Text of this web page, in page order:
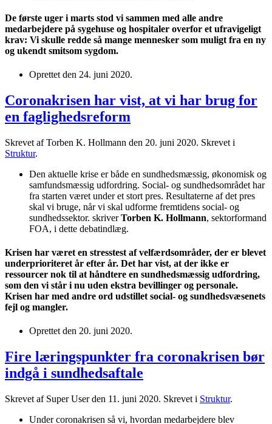
De første uger i marts stod vi sammen med alle andre
medarbejdere på sygehuse og hospitaler overfor et ufravigeligt
krav: Vi skulle redde så mange mennesker som muligt fra en ny
og ukendt smitsom sygdom.
Oprettet den 24. juni 2020.
Coronakrisen har vist, at vi har brug for
en faglighedsreform
Skrevet af Torben K. Hollmann den 20. juni 2020. Skrevet i
Struktur.
Den aktuelle krise er både en sundhedsmæssig, økonomisk og
samfundsmæssig udfordring. Social- og sundhedsområdet har
fra starten været under et stort pres. Resultaterne af det pres
skal vi bruge, når vi skal udforme fremtidens social- og
sundhedssektor. skriverTorben K. Hollmann, sektorformand
FOA, i dette debatindlæg.
Krisen har været en stresstest af velfærdsområder, der er blevet
underprioriteret år efter år. Det har vist, at der ikke er
ressourcer nok til at håndtere en sundhedsmæssig udfordring,
som den vi står i nu uden ekstra bevillinger og personale.
Krisen har med andre ord udstillet social- og sundhedsvæsenets
fejl og mangler.
Oprettet den 20. juni 2020.
Fire læringspunkter fra coronakrisen bør
indgå i sundhedsaftale
Skrevet af Super User den 11. juni 2020. Skrevet i Struktur.
Under coronakrisen så vi, hvordan medarbejdere blev